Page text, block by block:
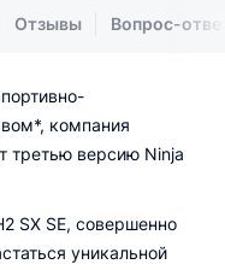
Отзывы Вопрос-
компания
третью версию Ninja
SX SE, совершенно
уникальной